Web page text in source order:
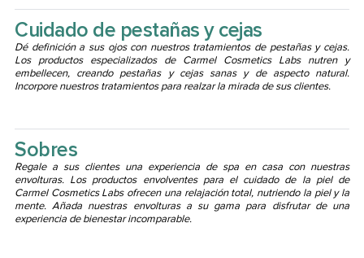
Cuidado de pestañas y cejas
Dé definición a sus ojos con nuestros tratamientos de pestañas y cejas.
Los productos especializados de Carmel Cosmetics Labs nutren y
embellecen, creando pestañas y cejas sanas y de aspecto natural.
Incorpore nuestros tratamientos para realzar la mirada de sus clientes.
Sobres
Regale a sus clientes una experiencia de spa en casa con nuestras
envolturas. Los productos envolventes para el cuidado de la piel de
Carmel Cosmetics Labs ofrecen una relajación total, nutriendo la piel y la
mente. Añada nuestras envolturas a su gama para disfrutar de una
experiencia de bienestar incomparable.